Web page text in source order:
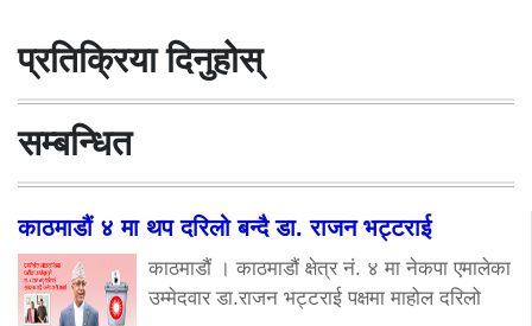
प्रतिक्रिया दिनुहोस्
सम्बन्धित
काठमाडौं ४ मा थप दरिलो बन्दै डा. राजन भट्टराई
काठमाडौं । काठमाडौं क्षेत्र नं. ४ मा नेकपा एमालेका
उम्मेदवार डा.राजन भट्टराई पक्षमा माहोल दरिलो